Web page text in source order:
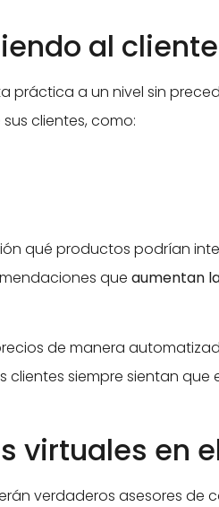
al
práctica a un nivel sin
clientes, como:
qué productos podrían
que aumentan
de manera
siempre sientan
virtuales en
verdaderos asesores de